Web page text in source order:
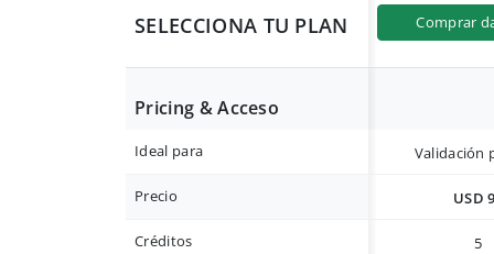
SELECCIONA TU PLAN comprar
Pricing & Acceso
Ideal para Validación
Precio USD
Créditos 5